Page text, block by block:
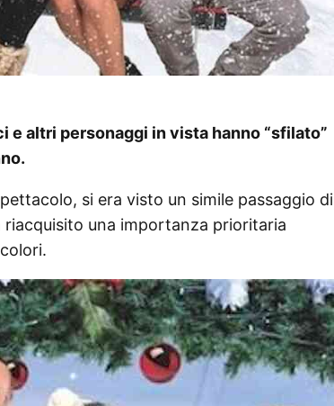
altri personaggi in vista hanno “sfilato”
si era visto un simile passaggio di
una importanza prioritaria